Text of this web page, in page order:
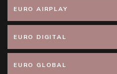
EURO AIRPLAY
EURO DIGITAL
EURO GLOBAL